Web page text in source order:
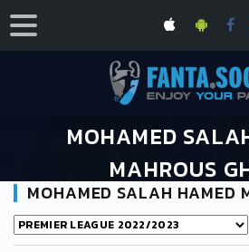
MOHAMED
MAHROUS
HOME MOHAMED SALAH
MOHAMED SALAH HAMED